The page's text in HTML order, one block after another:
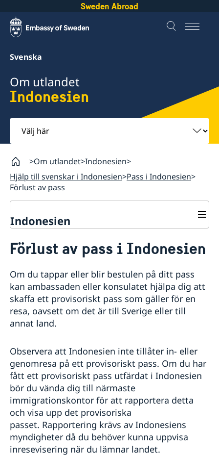
Sweden Abroad
Svenska
Om utlandet
Indonesien
Välj
här
Om utlandet Indonesien
Hjälp till svenskar i Indonesien Pass i Indonesien
Förlust av pass
Indonesien
Hjälp till svenskar i Indonesien
Akut hjälp
Larmcentraler
Sjuk eller råkat ut för en olycka
Stulet eller förlorat bank-/kreditkort
Ekonomiskt nödställd
Pass i Indonesien
Förlust av pass
Förnyelse av pass
Nationellt id-kort
Ansökan om pass för minderårig
Medborgarskap
Om svenskt medborgarskap
Dubbelt medborgarskap
Registrera nyfödd utomlands
Utredning av svenskt medborgarskap
Gifta sig i Indonesien
Avgifter
Körkort
Legaliseringar och intyg
Levnadsintyg
Arv i internationella situationer i Indonesien
Frihetsberövad i Indonesien
Förlust av pass i Indonesien
Om du tappar eller blir bestulen på ditt pass
kan ambassaden eller konsulatet hjälpa dig att
skaffa ett provisoriskt pass som gäller för en
resa, oavsett om det är till Sverige eller till
annat land.
Observera att Indonesien inte tillåter in- eller
genomresa på ett provisoriskt pass. Om du har
fått ett provisoriskt pass utfärdat i Indonesien
bör du vända dig till närmaste
immigrationskontor för att rapportera detta
och visa upp det provisoriska
passet. Rapportering krävs av Indonesiens
myndigheter då du behöver kunna uppvisa
inresevisering när du lämnar landet.